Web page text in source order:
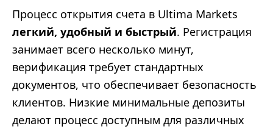
Процесс открытия счета в Ultima Markets
легкий, удобный и быстрый. Регистрация
занимает всего несколько минут,
верификация требует стандартных
документов, что обеспечивает безопасность
клиентов. Низкие минимальные депозиты
делают процесс доступным для различных